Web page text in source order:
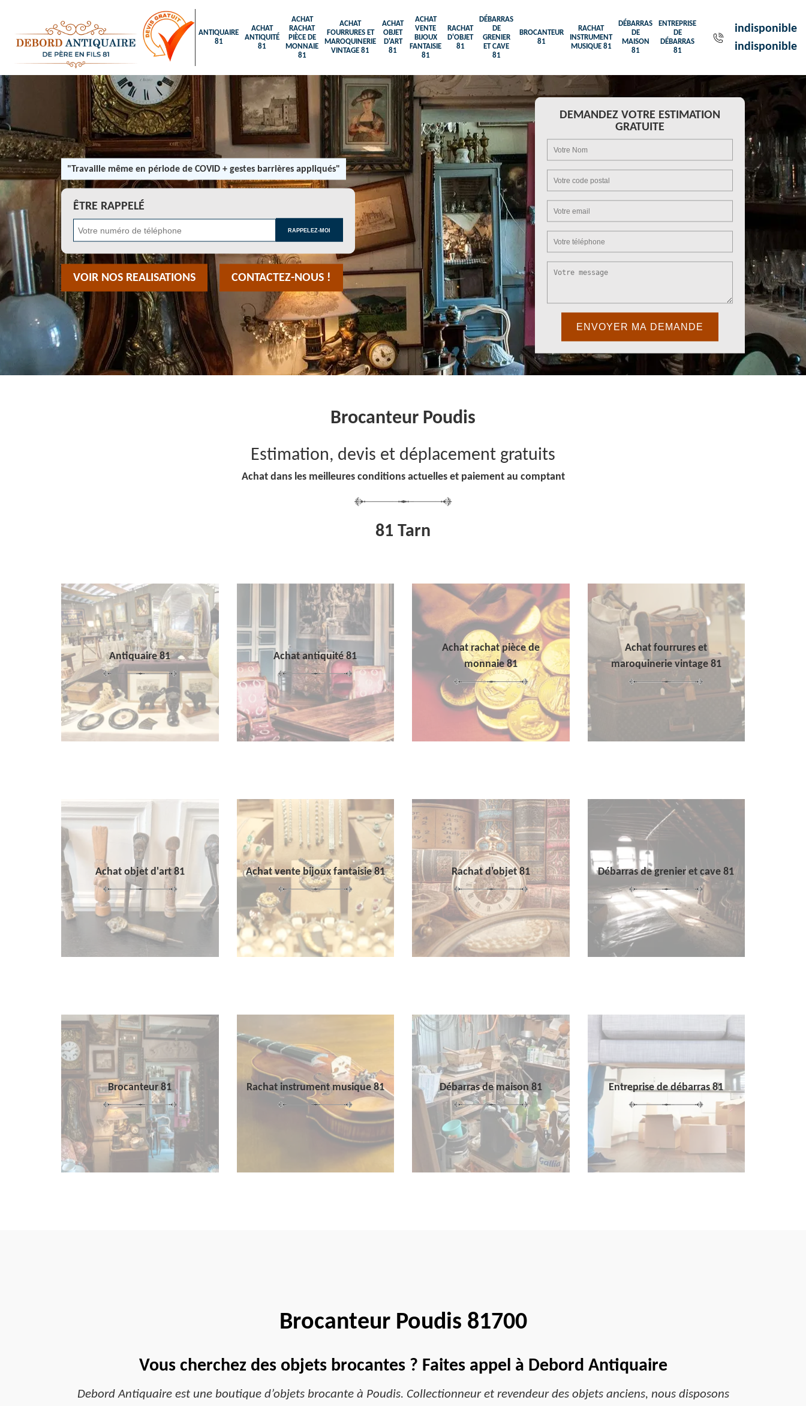
ANTIQUAIRE
81
ACHAT
ANTIQUITÉ
81
ACHAT
RACHAT
PIÈCE DE
MONNAIE
81
ACHAT
FOURRURES ET
MAROQUINERIE
VINTAGE 81
ACHAT
OBJET
D'ART
81
ACHAT
VENTE
BIJOUX
FANTAISIE
81
RACHAT
D'OBJET
81
DÉBARRAS
DE
GRENIER
ET CAVE
81
BROCANTEUR
81
RACHAT
INSTRUMENT
MUSIQUE 81
DÉBARRAS
DE
MAISON
81
ENTREPRISE
DE
DÉBARRAS
81
indisponible
indisponible
"Travaille même en période de COVID + gestes barrières appliqués"
ÊTRE RAPPELÉ
VOIR NOS REALISATIONS CONTACTEZ-NOUS !
DEMANDEZ VOTRE ESTIMATION
GRATUITE
Brocanteur Poudis
Estimation, devis et déplacement gratuits
Achat dans les meilleures conditions actuelles et paiement au comptant
81 Tarn
Antiquaire 81 Achat antiquité 81
Achat rachat pièce de
monnaie 81
Achat fourrures et
maroquinerie vintage 81
Achat objet d'art 81 Achat vente bijoux fantaisie 81 Rachat d'objet 81 Débarras de grenier et cave 81
Brocanteur 81 Rachat instrument musique 81 Débarras de maison 81 Entreprise de débarras 81
Brocanteur Poudis 81700
Vous cherchez des objets brocantes ? Faites appel à Debord Antiquaire
Debord Antiquaire est une boutique d’objets brocante à Poudis. Collectionneur et revendeur des objets anciens, nous disposons